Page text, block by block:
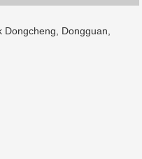
Dongguan,